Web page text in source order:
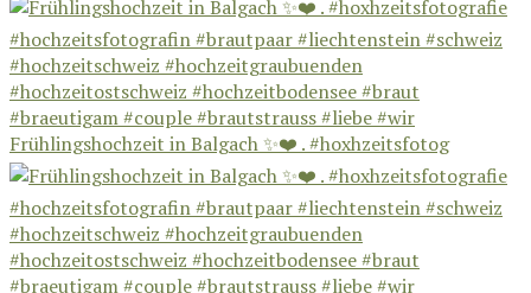
Frühlingshochzeit in Balgach ✨❤️ . #hoxhzeitsfotog